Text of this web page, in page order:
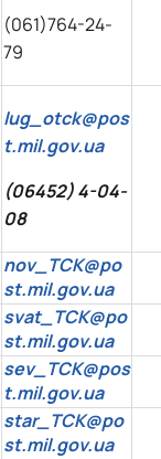
(061)764-24-
79
lug_otck@pos
t.mil.gov.ua
(06452) 4-04-
08
nov_TCK@po
st.mil.gov.ua
svat_TCK@po
st.mil.gov.ua
sev_TCK@pos
t.mil.gov.ua
star_TCK@po
st.mil.gov.ua